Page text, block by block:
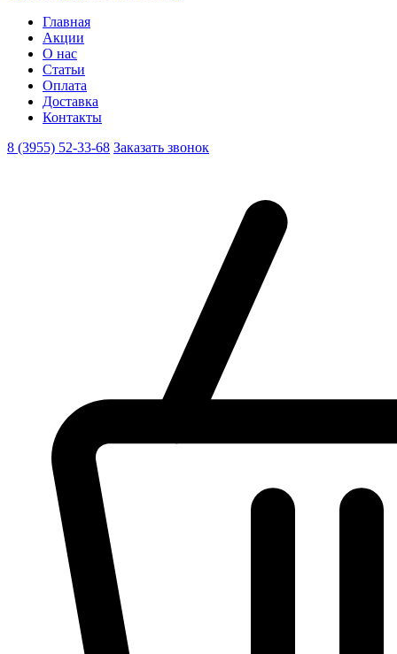
Главная
Акции
О нас
Статьи
Оплата
Доставка
Контакты
8 (3955) 52-33-68 Заказать звонок